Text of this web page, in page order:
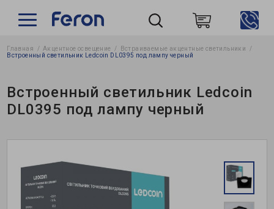
Пошук
Главная Акцентное освещение
Встраиваемые акцентные светильники
Встроенный светильник Ledcoin DL0395 под лампу черный
Встроенный светильник Ledcoin
DL0395 под лампу черный